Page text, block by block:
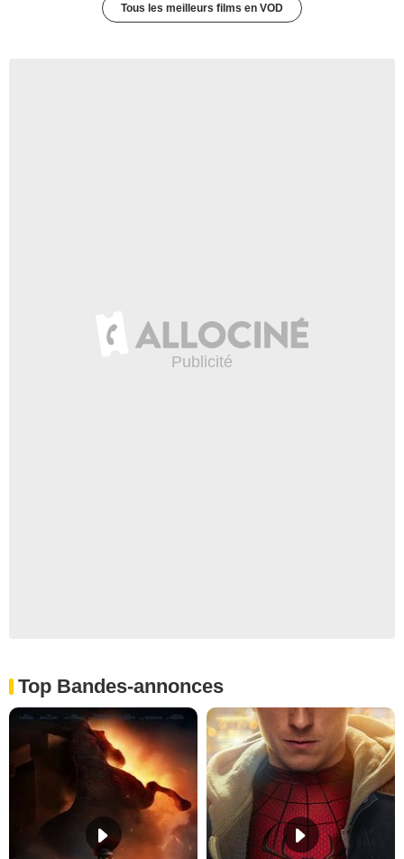
Tous les meilleurs films en VOD
Top Bandes-annonces